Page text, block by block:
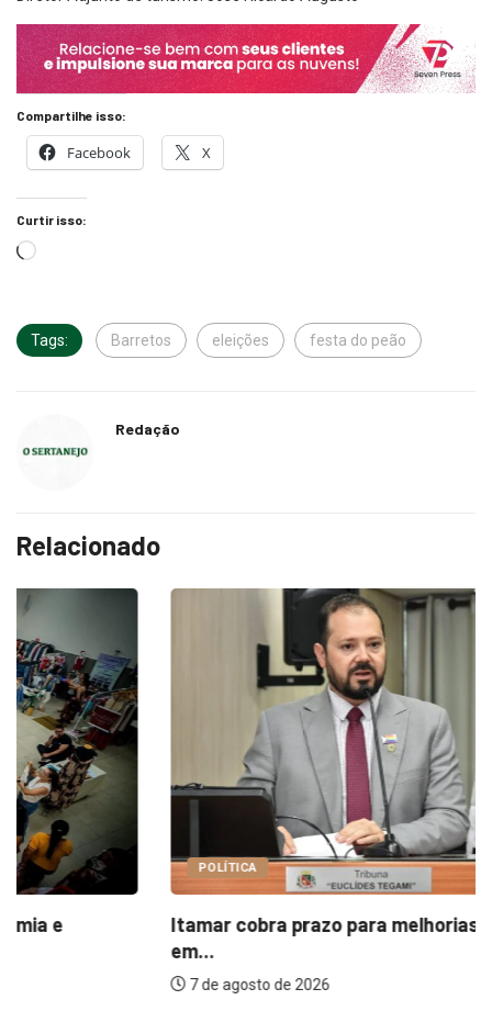
Compartilhe isso:
Facebook X
Curtir isso:
Tags: Barretos eleições festa do peão
Redação
Relacionado
POLÍTICA
Itamar cobra prazo para melhorias estruturais
7 de agosto de 2026